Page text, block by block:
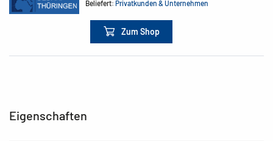
Beliefert:Privatkunden & Unternehmen
Zum Shop
Eigenschaften